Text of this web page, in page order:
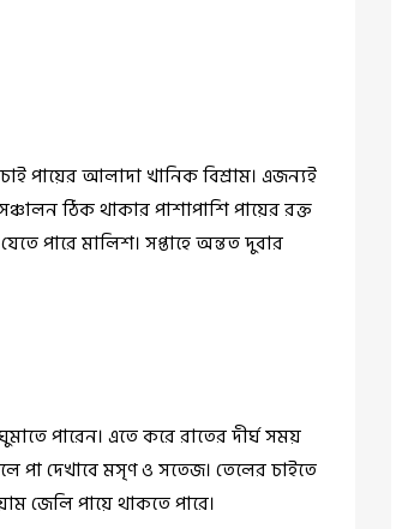
পায়ের আলাদা খানিক বিশ্রাম। এজন্যই
ঠিক থাকার পাশাপাশি পায়ের রক্ত
পারে মালিশ। সপ্তাহে অন্তত দুবার
পারেন। এতে করে রাতের দীর্ঘ সময়
পা দেখাবে মসৃণ ও সতেজ। তেলের চাইতে
জেলি পায়ে থাকতে পারে।